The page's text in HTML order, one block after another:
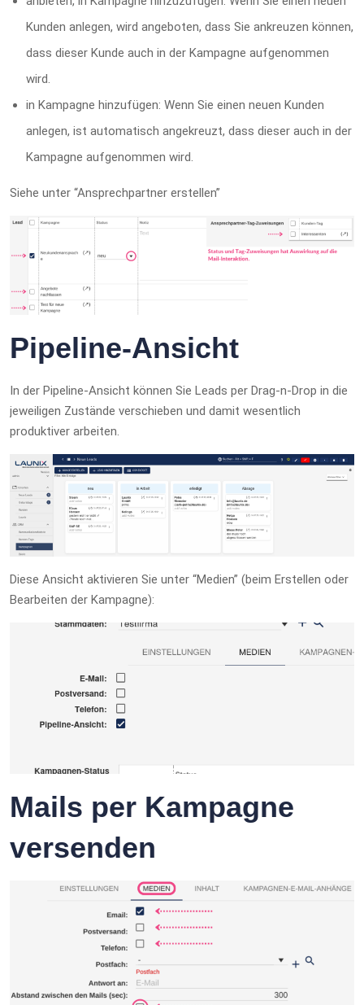
Kunden anlegen, wird angeboten, dass Sie ankreuzen können,
dass dieser Kunde auch in der Kampagne aufgenommen
wird.
in Kampagne hinzufügen: Wenn Sie einen neuen Kunden
anlegen, ist automatisch angekreuzt, dass dieser auch in der
Kampagne aufgenommen wird.
Siehe unter “Ansprechpartner erstellen”
Pipeline-Ansicht
In der Pipeline-Ansicht können Sie Leads per Drag-n-Drop in die
jeweiligen Zustände verschieben und damit wesentlich
produktiver arbeiten.
Diese Ansicht aktivieren Sie unter “Medien” (beim Erstellen oder
Bearbeiten der Kampagne):
Mails per Kampagne
versenden